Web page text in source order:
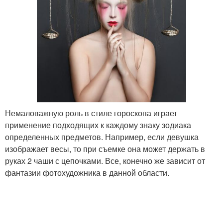
Немаловажную роль в стиле гороскопа играет
применение подходящих к каждому знаку зодиака
определенных предметов. Например, если девушка
изображает весы, то при съемке она может держать в
руках 2 чаши с цепочками. Все, конечно же зависит от
фантазии фотохудожника в данной области.